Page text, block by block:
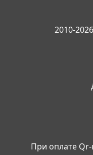
2010-
При оплате